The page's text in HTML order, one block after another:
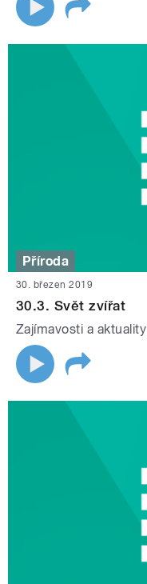
Příroda
30. březen 2019
30.3. Svět zvířat
Zajímavosti a